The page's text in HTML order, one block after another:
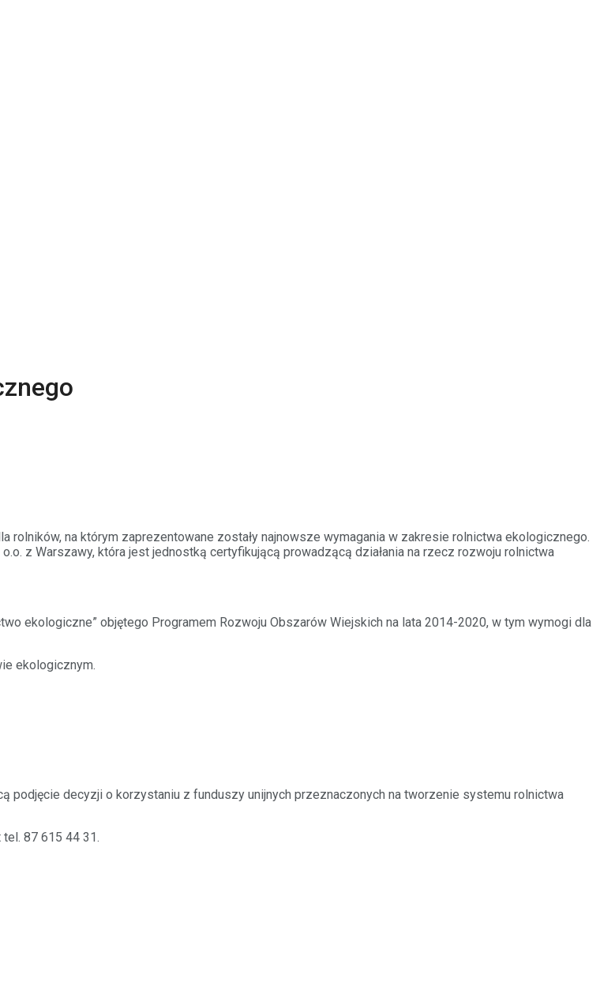
rolników, na którym zaprezentowane zostały najnowsze wymagania w zakresie rolnictwa ekologicznego.
z Warszawy, która jest jednostką certyfikującą prowadzącą działania na rzecz rozwoju rolnictwa
ekologiczne” objętego Programem Rozwoju Obszarów Wiejskich na lata 2014-2020, w tym wymogi dla
ekologicznym.
decyzji o korzystaniu z funduszy unijnych przeznaczonych na tworzenie systemu rolnictwa
87 615 44 31.